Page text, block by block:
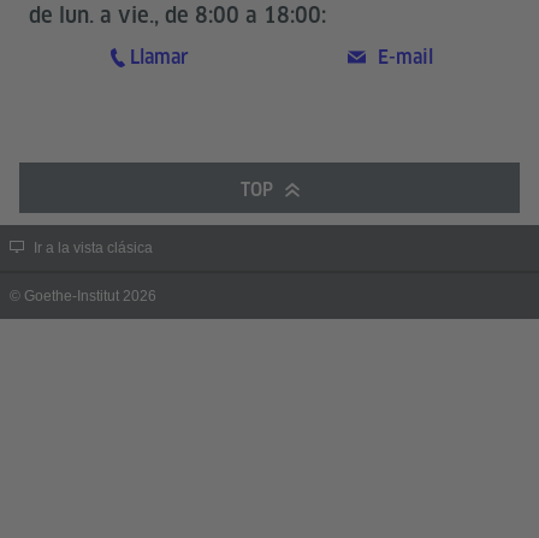
de lun. a vie., de 8:00 a 18:00:
Llamar E-mail
TOP
Ir a la vista clásica
© Goethe-Institut 2026